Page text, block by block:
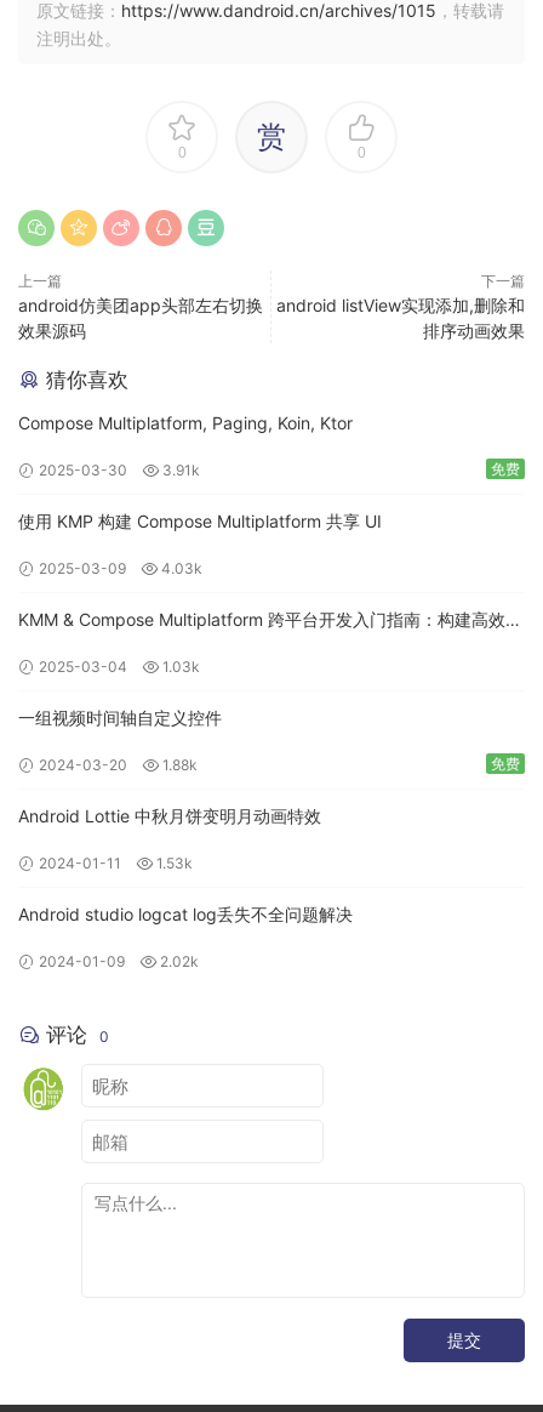
原文链接： https://www.dandroid.cn/archives/1015 ，转载请
注明出处。
0 赏 0
上一篇
android仿美团app头部左右切换
效果源码
下一篇
android listView实现添加,删除和
排序动画效果
猜你喜欢
Compose Multiplatform, Paging, Koin, Ktor
2025-03-30 3.91k 免费
使用 KMP 构建 Compose Multiplatform 共享 UI
2025-03-09 4.03k
KMM & Compose Multiplatform 跨平台开发入门指南：构建高效的
2025-03-04 1.03k
一组视频时间轴自定义控件
2024-03-20 1.88k 免费
Android Lottie 中秋月饼变明月动画特效
2024-01-11 1.53k
Android studio logcat log丢失不全问题解决
2024-01-09 2.02k
评论 0
提交